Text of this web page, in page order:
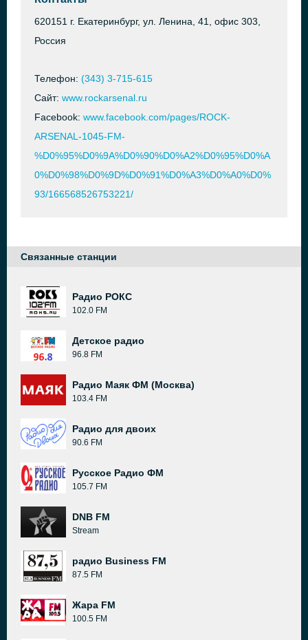
620151 г. Екатеринбург, ул. Ленина, 41, офис 303,
Россия
Телефон: (343) 3-715-615
Сайт: www.rockarsenal.ru
Facebook: www.facebook.com/pages/ROCK-
ARSENAL-1045-FM-
%D0%95%D0%9A%D0%90%D0%A2%D0%95%D0%A
0%D0%98%D0%9D%D0%91%D0%A3%D0%A0%D0%
93/166568526753221/
Связанные станции
Радио РОКС
102.0 FM
Детское радио
96.8 FM
Радио Маяк ФМ (Москва)
103.4 FM
Радио для двоих
90.6 FM
Русское Радио ФМ
105.7 FM
DNB FM
Stream
радио Business FM
87.5 FM
Жара FM
100.5 FM